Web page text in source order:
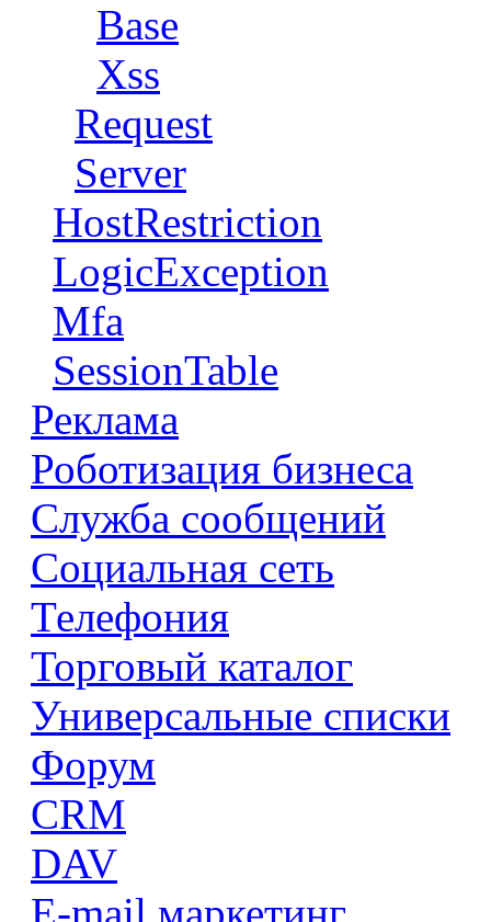
Base
Xss
Request
Server
HostRestriction
LogicException
Mfa
SessionTable
Реклама
Роботизация бизнеса
Служба сообщений
Социальная сеть
Телефония
Торговый каталог
Универсальные списки
Форум
CRM
DAV